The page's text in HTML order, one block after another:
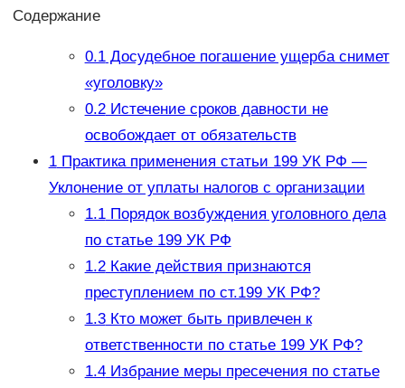
Содержание
0.1Досудебное погашение ущерба снимет
«уголовку»
0.2Истечение сроков давности не
освобождает от обязательств
1Практика применения статьи 199 УК РФ —
Уклонение от уплаты налогов с организации
1.1Порядок возбуждения уголовного дела
по статье 199 УК РФ
1.2Какие действия признаются
преступлением по ст.199 УК РФ?
1.3Кто может быть привлечен к
ответственности по статье 199 УК РФ?
1.4Избрание меры пресечения по статье